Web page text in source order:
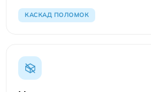
КАСКАД ПОЛОМОК